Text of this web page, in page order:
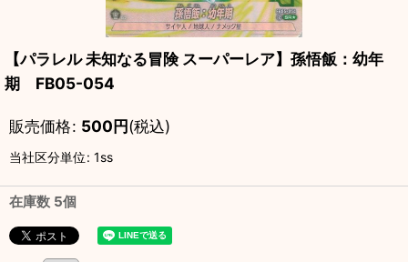
【パラレル 未知なる冒険 スーパーレア】孫悟飯：幼年
期 FB05-054
販売価格: 500円(税込)
当社区分単位: 1ss
在庫数 5個